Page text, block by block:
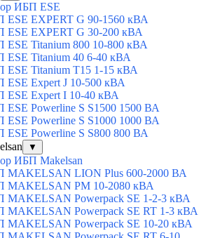
ИБП ESE
ESE EXPERT G 90-1560 кВА
ESE EXPERT G 30-200 кВА
ESE Titanium 800 10-800 кВА
ESE Titanium 40 6-40 кВА
ESE Titanium T15 1-15 кВА
ESE Expert J 10-500 кВА
ESE Expert I 10-40 кВА
ESE Powerline S S1500 1500 ВА
ESE Powerline S S1000 1000 ВА
ESE Powerline S S800 800 ВА
▼
ИБП Makelsan
MAKELSAN LION Plus 600-2000 ВА
MAKELSAN PM 10-2080 кВА
MAKELSAN Powerpack SE 1-2-3 кВА
MAKELSAN Powerpack SE RT 1-3 кВА
MAKELSAN Powerpack SE 10-20 кВА